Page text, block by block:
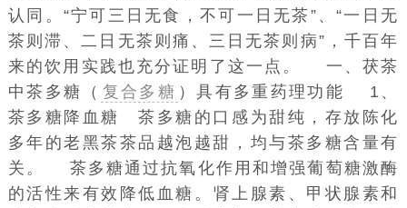
认同。“宁可三日无食，不可一日无茶”、“一日无
茶则滞、二日无茶则痛、三日无茶则病”，千百年
来的饮用实践也充分证明了这一点。 一、茯茶
中茶多糖（ 复合多糖 ）具有多重药理功能 1、
茶多糖降血糖 茶多糖的口感为甜纯，存放陈化
多年的老黑茶茶品越泡越甜，均与茶多糖含量有
关。 茶多糖通过抗氧化作用和增强葡萄糖激酶
的活性来有效降低血糖。 肾上腺素 、甲状腺素和